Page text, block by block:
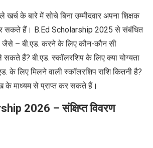
के बारे में सोचे बिना उम्मीदवार अपना शिक्षक
सकते हैं। B.Ed Scholarship 2025 से संबंधित
जैसे – बी.एड. करने के लिए कौन-कौन सी
हैं? बी.एड. स्कॉलरशिप के लिए क्या योग्यता
के लिए मिलने वाली स्कॉलरशिप राशि कितनी है?
के माध्यम से प्राप्त कर सकते हैं।
2026 – संक्षिप्त विवरण